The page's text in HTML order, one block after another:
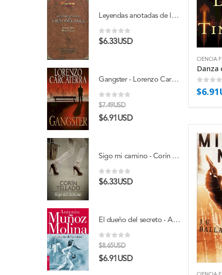
CIENCIA
0 out
$
Leyendas anotadas de la Dragonlance - Margaret Weis
0out of 5
$6.33USD
Gangster - Lorenzo Carcaterra
0out of 5
$7.49USD
$6.91USD
Sigo mi camino - Corín Tellado
0out of 5
$6.33USD
El dueño del secreto - Antonio Muñoz Molina
0out of 5
$8.65USD
$6.91USD